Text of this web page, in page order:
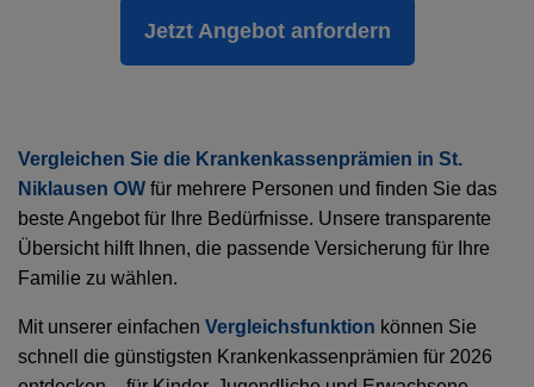
Jetzt Angebot anfordern
Vergleichen Sie die Krankenkassenprämien in St.
Niklausen OW für mehrere Personen und finden Sie das
beste Angebot für Ihre Bedürfnisse. Unsere transparente
Übersicht hilft Ihnen, die passende Versicherung für Ihre
Familie zu wählen.
Mit unserer einfachen Vergleichsfunktion können Sie
schnell die günstigsten Krankenkassenprämien für 2026